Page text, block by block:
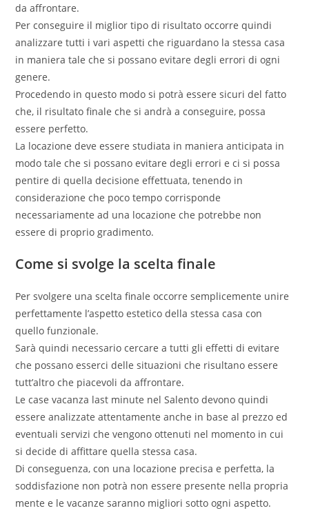
da affrontare.
Per conseguire il miglior tipo di risultato occorre quindi
analizzare tutti i vari aspetti che riguardano la stessa casa
in maniera tale che si possano evitare degli errori di ogni
genere.
Procedendo in questo modo si potrà essere sicuri del fatto
che, il risultato finale che si andrà a conseguire, possa
essere perfetto.
La locazione deve essere studiata in maniera anticipata in
modo tale che si possano evitare degli errori e ci si possa
pentire di quella decisione effettuata, tenendo in
considerazione che poco tempo corrisponde
necessariamente ad una locazione che potrebbe non
essere di proprio gradimento.
Come si svolge la scelta finale
Per svolgere una scelta finale occorre semplicemente unire
perfettamente l’aspetto estetico della stessa casa con
quello funzionale.
Sarà quindi necessario cercare a tutti gli effetti di evitare
che possano esserci delle situazioni che risultano essere
tutt’altro che piacevoli da affrontare.
Le case vacanza last minute nel Salento devono quindi
essere analizzate attentamente anche in base al prezzo ed
eventuali servizi che vengono ottenuti nel momento in cui
si decide di affittare quella stessa casa.
Di conseguenza, con una locazione precisa e perfetta, la
soddisfazione non potrà non essere presente nella propria
mente e le vacanze saranno migliori sotto ogni aspetto.